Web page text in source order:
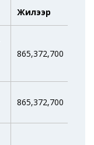
Жилээр
865,372,700
865,372,700